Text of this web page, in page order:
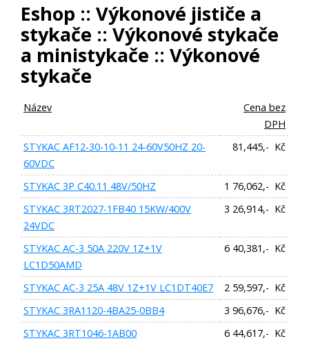
Eshop :: Výkonové jističe a
stykače :: Výkonové stykače
a ministykače :: Výkonové
stykače
Název
Cena bez
DPH
STYKAC AF12-30-10-11 24-60V50HZ 20-
60VDC
81,445,- Kč
STYKAC 3P C40.11 48V/50HZ
1 76,062,- Kč
STYKAC 3RT2027-1FB40 15KW/400V
24VDC
3 26,914,- Kč
STYKAC AC-3 50A 220V 1Z+1V
LC1D50AMD
6 40,381,- Kč
STYKAC AC-3 25A 48V 1Z+1V LC1DT40E7
2 59,597,- Kč
STYKAC 3RA1120-4BA25-0BB4
3 96,676,- Kč
STYKAC 3RT1046-1AB00
6 44,617,- Kč